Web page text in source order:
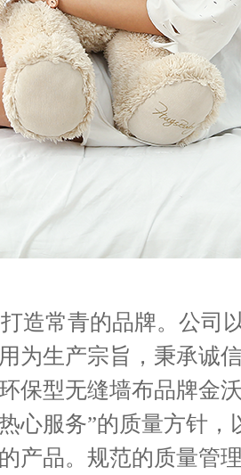
造常青的品牌。公司
为生产宗旨，秉承诚
保型无缝墙布品牌金
心服务”的质量方针
产品。规范的质量管